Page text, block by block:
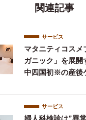
関連記事
サービス
マタニティコスメ
ガニック」を展
中四国初※の産後
サービス
婦人科検診は”異